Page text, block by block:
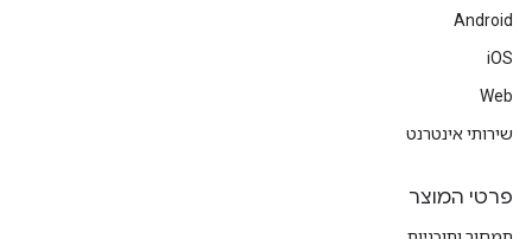
Android
iOS
Web
שירותי אינטרנט
פרטי המוצר